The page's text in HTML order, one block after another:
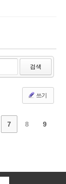
검색
쓰기
7 8 9